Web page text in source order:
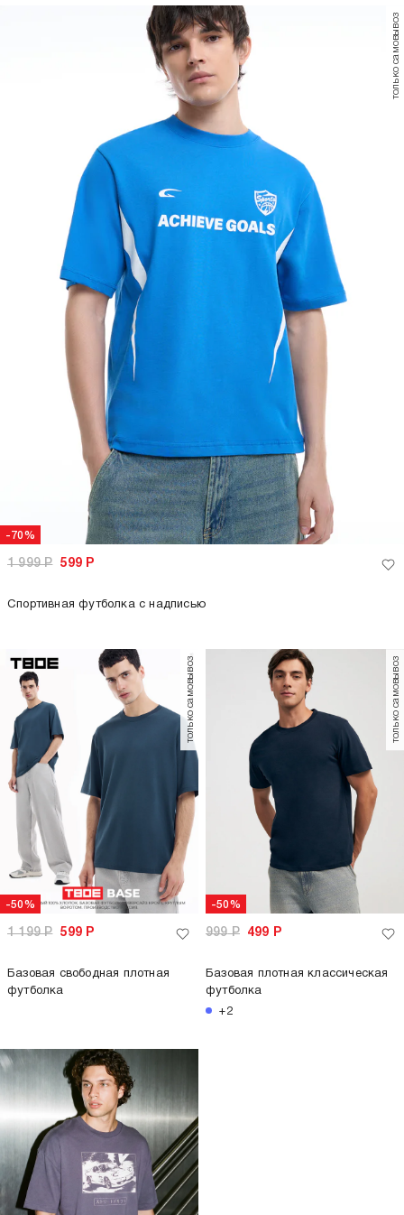
-70%
только самовывоз
1 999Р 599 Р
Спортивная футболка с надписью
-50%
только самовывоз
1 199Р 599 Р
Базовая свободная плотная
футболка
-50%
только самовывоз
999Р 499 Р
Базовая плотная классическая
футболка
+2